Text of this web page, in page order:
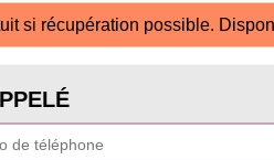
si récupération possible.